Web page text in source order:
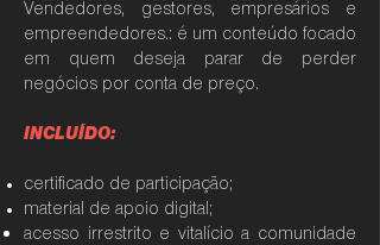
Vendedores, gestores, empresários e
empreendedores.: é um conteúdo focado
em quem deseja parar de perder
negócios por conta de preço.
INCLUÍDO:
certificado de participação;
material de apoio digital;
acesso irrestrito e vitalício a comunidade